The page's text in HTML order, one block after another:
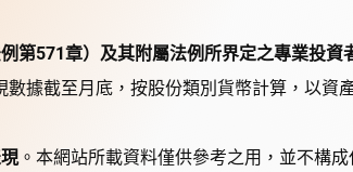
第571章）及其附屬法例所界定之專業投資
據截至月底，按股份類別貨幣計算，以資
。本網站所載資料僅供參考之用，並不構